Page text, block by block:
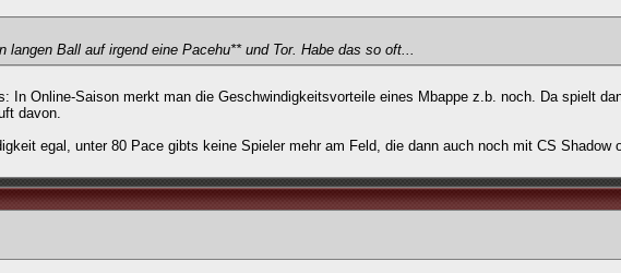
langen Ball auf irgend eine Pacehu** und Tor. Habe das so oft...
In Online-Saison merkt man die Geschwindigkeitsvorteile eines Mbappe z.b. noch. Da spielt
davon.
egal, unter 80 Pace gibts keine Spieler mehr am Feld, die dann auch noch mit CS Shadow